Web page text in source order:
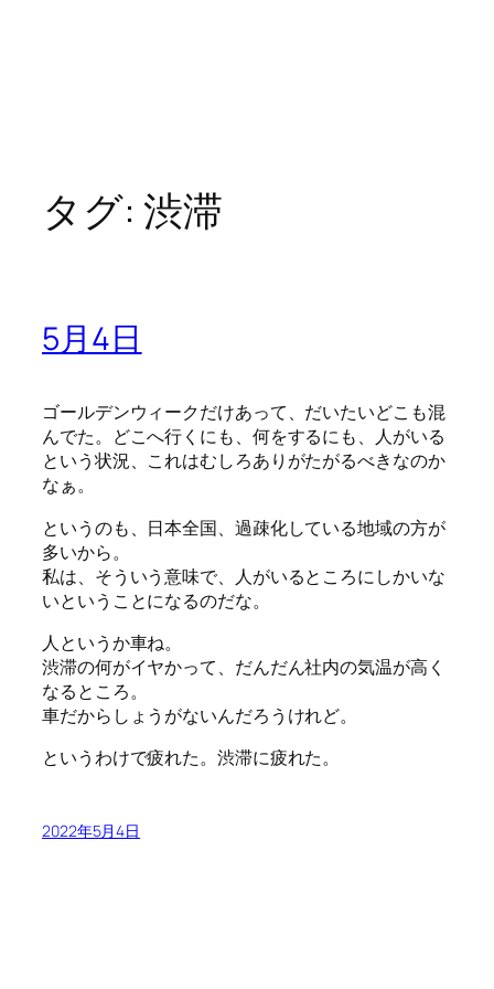
タグ: 渋滞
5月4日
ゴールデンウィークだけあって、だいたいどこも混
んでた。どこへ行くにも、何をするにも、人がいる
という状況、これはむしろありがたがるべきなのか
なぁ。
というのも、日本全国、過疎化している地域の方が
多いから。
私は、そういう意味で、人がいるところにしかいな
いということになるのだな。
人というか車ね。
渋滞の何がイヤかって、だんだん社内の気温が高く
なるところ。
車だからしょうがないんだろうけれど。
というわけで疲れた。渋滞に疲れた。
2022年5月4日